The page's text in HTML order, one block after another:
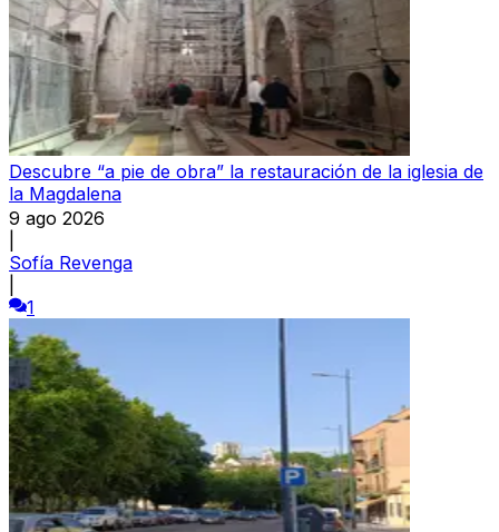
Descubre “a pie de obra” la restauración de la iglesia de
la Magdalena
9 ago 2026
Sofía Revenga
1